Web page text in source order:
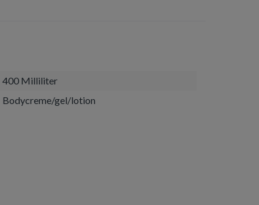
400 Milliliter
Bodycreme/gel/lotion